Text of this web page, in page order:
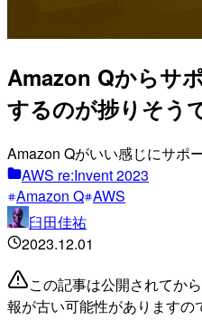
Amazon Qからサ
するのが捗りそう
Amazon Qがいい感じにサポ
AWS re:Invent 2023
Amazon Q AWS
臼田佳祐
2023.12.01
この記事は公開されてか
報が古い可能性がありますの